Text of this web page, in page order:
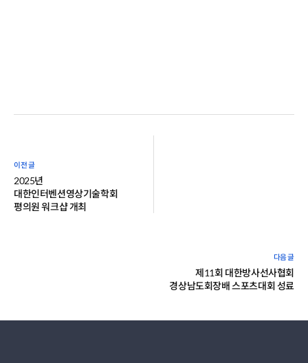
2025년
대한인터벤션영상기술학회
평의원 워크샵 개최
제11회 대한방사선사협회
경상남도회장배 스포츠대회 성료